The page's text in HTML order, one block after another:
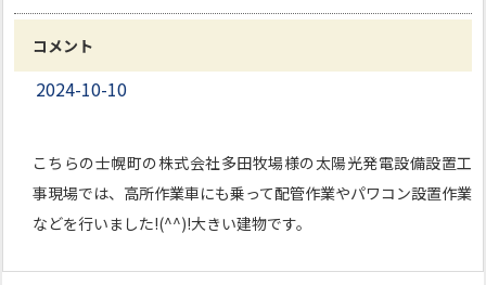
コメント
2024-10-10
こちらの士幌町の株式会社多田牧場様の太陽光発電設備設置工
事現場では、高所作業車にも乗って配管作業やパワコン設置作業
などを行いました!(^^)!大きい建物です。